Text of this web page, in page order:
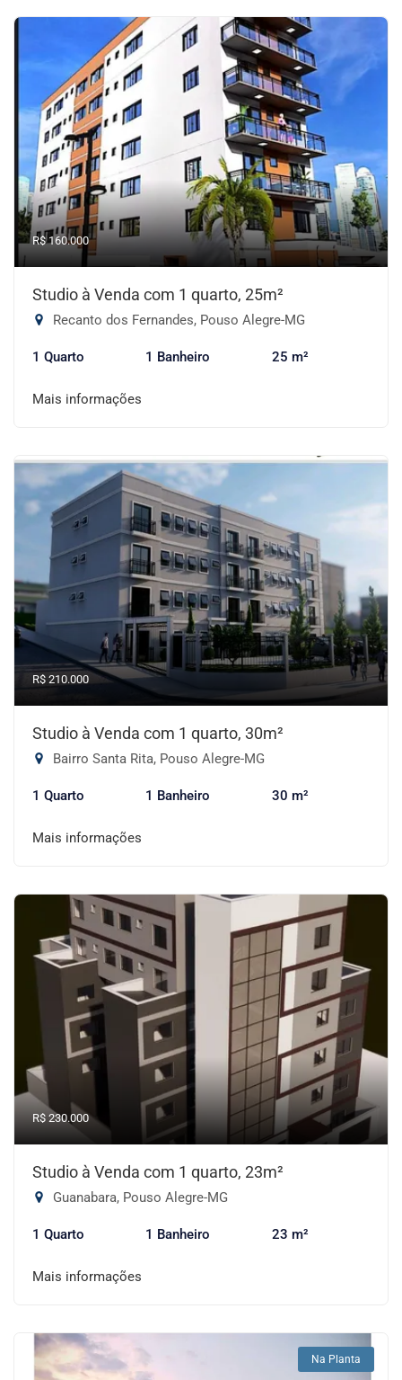
R$ 160.000
Studio à Venda com 1 quarto, 25m²
Recanto dos Fernandes, Pouso Alegre-MG
1 Quarto 1 Banheiro 25 m²
Mais informações
R$ 210.000
Studio à Venda com 1 quarto, 30m²
Bairro Santa Rita, Pouso Alegre-MG
1 Quarto 1 Banheiro 30 m²
Mais informações
R$ 230.000
Studio à Venda com 1 quarto, 23m²
Guanabara, Pouso Alegre-MG
1 Quarto 1 Banheiro 23 m²
Mais informações
Na Planta